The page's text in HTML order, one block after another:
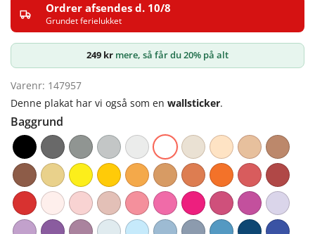
Ordrer afsendes d. 10/8
Grundet ferielukket
249 kr mere, så får du 20% på alt
Varenr: 147957
Denne plakat har vi også som en wallsticker.
Baggrund